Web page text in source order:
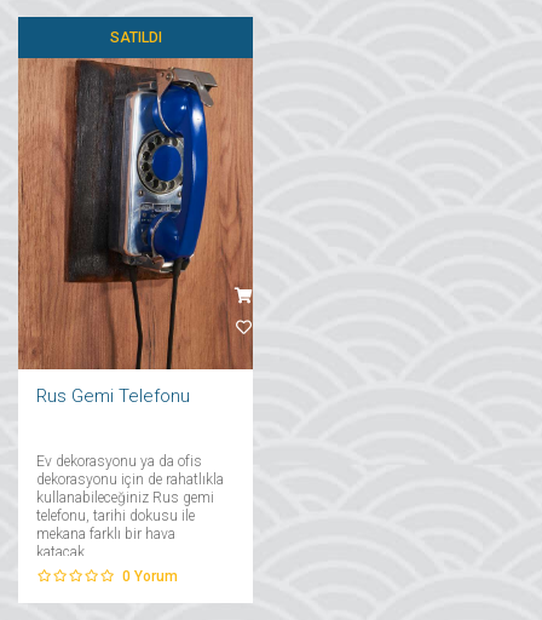
SATILDI
Rus Gemi Telefonu
Ev dekorasyonu ya da ofis
dekorasyonu için de rahatlıkla
kullanabileceğiniz Rus gemi
telefonu, tarihi dokusu ile
mekana farklı bir hava
katacak. ...
0 Yorum